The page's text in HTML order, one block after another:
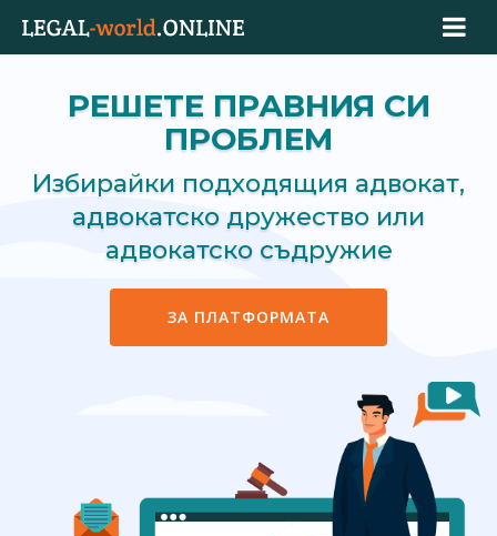
РЕШЕТЕ ПРАВНИЯ СИ
ПРОБЛЕМ
Избирайки подходящия адвокат,
адвокатско дружество или
адвокатско съдружие
ЗА ПЛАТФОРМАТА